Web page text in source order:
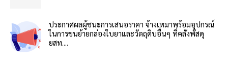
ประกาศผลผู้ชนะการเสนอราคา จ้างเหมาพร้อมอุปกรณ์
ในการขนย้ายกล่องใบยาและวัตถุดิบอื่นๆ ที่คลังพัสดุ
ยสท....